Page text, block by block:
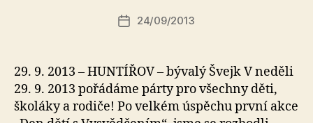
Autor
příspěvku
k
k
Datum
24/09/2013
29. 9. 2013 – HUNTÍŘOV – bývalý Švejk V neděli
29. 9. 2013 pořádáme párty pro všechny děti,
školáky a rodiče! Po velkém úspěchu první akce